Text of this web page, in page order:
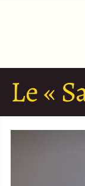
Le «